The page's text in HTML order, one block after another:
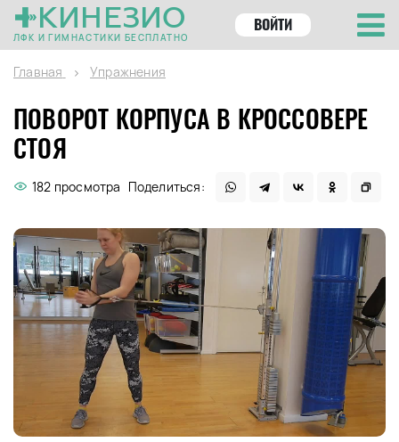
КИНЕЗИО
ЛФК И ГИМНАСТИКИ БЕСПЛАТНО
ВОЙТИ
Главная Упражнения
ПОВОРОТ КОРПУСА В КРОССОВЕРЕ
СТОЯ
182 просмотра Поделиться: